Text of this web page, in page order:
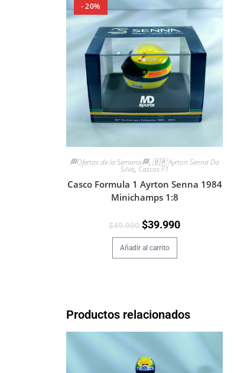
- 20%
🏁Ofertas de la Semana🏁, 🇧🇷 Ayrton Senna Da
Silva, Cascos F1
Casco Formula 1 Ayrton Senna 1984
Minichamps 1:8
$49.990 $39.990
Añadir al carrito
Productos relacionados